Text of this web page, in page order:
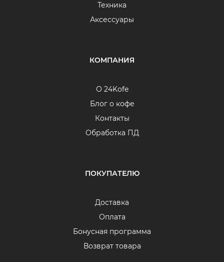
Техника
Аксессуары
КОМПАНИЯ
О 24Kofe
Блог о кофе
Контакты
Обработка ПД
ПОКУПАТЕЛЮ
Доставка
Оплата
Бонусная программа
Возврат товара